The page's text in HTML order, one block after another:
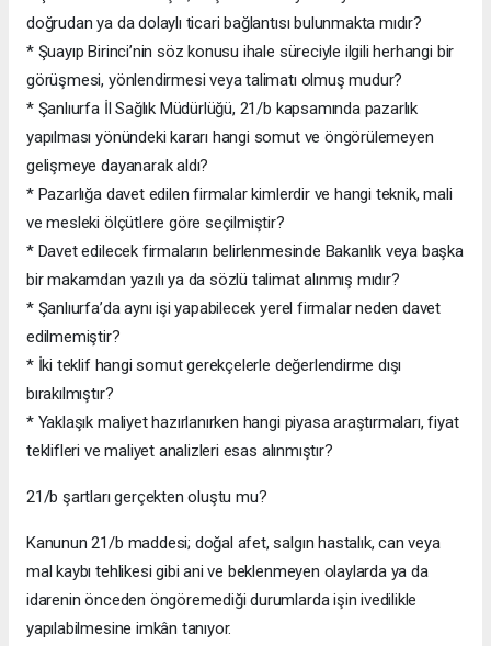
doğrudan ya da dolaylı ticari bağlantısı bulunmakta mıdır?
* Şuayıp Birinci’nin söz konusu ihale süreciyle ilgili herhangi bir
görüşmesi, yönlendirmesi veya talimatı olmuş mudur?
* Şanlıurfa İl Sağlık Müdürlüğü, 21/b kapsamında pazarlık
yapılması yönündeki kararı hangi somut ve öngörülemeyen
gelişmeye dayanarak aldı?
* Pazarlığa davet edilen firmalar kimlerdir ve hangi teknik, mali
ve mesleki ölçütlere göre seçilmiştir?
* Davet edilecek firmaların belirlenmesinde Bakanlık veya başka
bir makamdan yazılı ya da sözlü talimat alınmış mıdır?
* Şanlıurfa’da aynı işi yapabilecek yerel firmalar neden davet
edilmemiştir?
* İki teklif hangi somut gerekçelerle değerlendirme dışı
bırakılmıştır?
* Yaklaşık maliyet hazırlanırken hangi piyasa araştırmaları, fiyat
teklifleri ve maliyet analizleri esas alınmıştır?
21/b şartları gerçekten oluştu mu?
Kanunun 21/b maddesi; doğal afet, salgın hastalık, can veya
mal kaybı tehlikesi gibi ani ve beklenmeyen olaylarda ya da
idarenin önceden öngöremediği durumlarda işin ivedilikle
yapılabilmesine imkân tanıyor.